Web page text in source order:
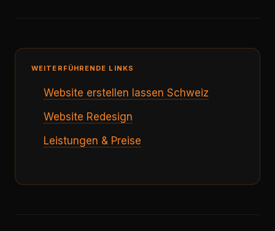
WEITERFÜHRENDE LINKS
Website erstellen lassen Schweiz
Website Redesign
Leistungen & Preise